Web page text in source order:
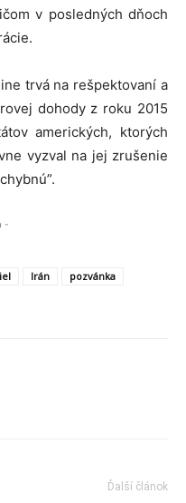
v posledných dňoch
trvá na rešpektovaní a
dohody z roku 2015
amerických, ktorých
vyzval na jej zrušenie
-
Irán
pozvánka
Ďalší článok